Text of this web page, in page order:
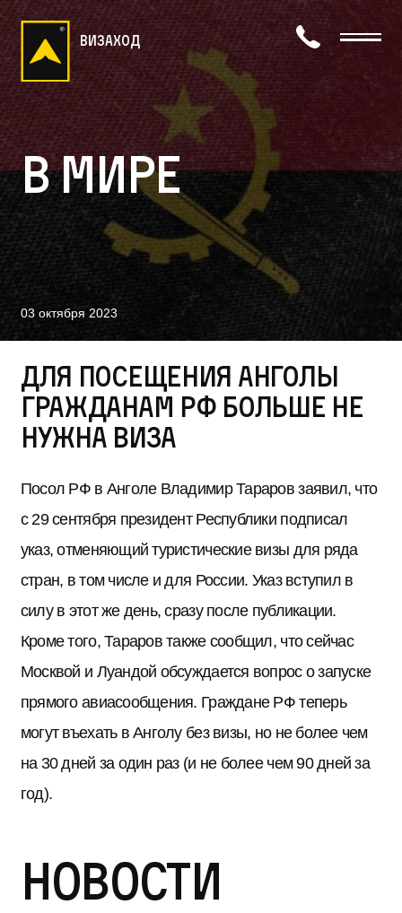
визаход
В мире
03 октября 2023
Для посещения Анголы
гражданам РФ больше не
нужна виза
Посол РФ в Анголе Владимир Тараров заявил, что
с 29 сентября президент Республики подписал
указ, отменяющий туристические визы для ряда
стран, в том числе и для России. Указ вступил в
силу в этот же день, сразу после публикации.
Кроме того, Тараров также сообщил, что сейчас
Москвой и Луандой обсуждается вопрос о запуске
прямого авиасообщения. Граждане РФ теперь
могут въехать в Анголу без визы, но не более чем
на 30 дней за один раз (и не более чем 90 дней за
год).
Новости